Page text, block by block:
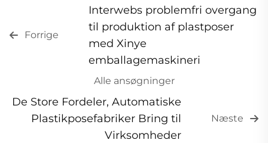
Forrige
Interwebs problemfri overgang
til produktion af plastposer
med Xinye
emballagemaskineri
Alle ansøgninger
Næste
De Store Fordeler, Automatiske
Plastikposefabriker Bring til
Virksomheder